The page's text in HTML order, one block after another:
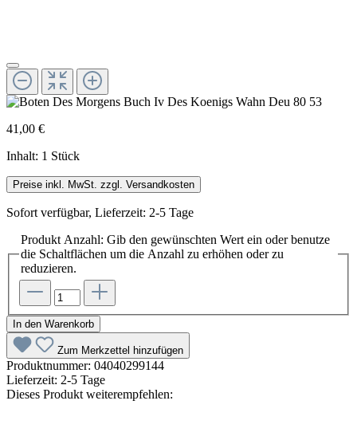
41,00 €
Inhalt: 1 Stück
Preise inkl. MwSt. zzgl. Versandkosten
Sofort verfügbar, Lieferzeit: 2-5 Tage
Produkt Anzahl: Gib den gewünschten Wert ein oder benutze
die Schaltflächen um die Anzahl zu erhöhen oder zu
reduzieren.
In den Warenkorb
Zum Merkzettel hinzufügen
Produktnummer: 04040299144
Lieferzeit: 2-5 Tage
Dieses Produkt weiterempfehlen: